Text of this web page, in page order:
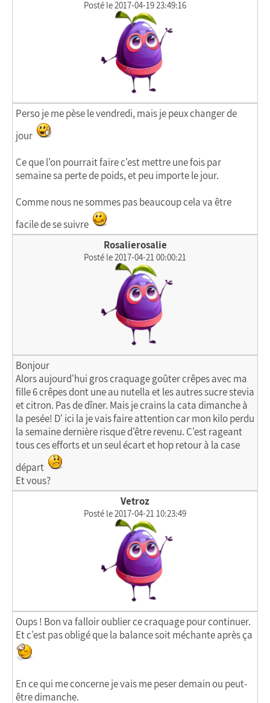
Posté le 2017-04-19 23:49:16
Perso je me pèse le vendredi, mais je peux changer de
jour
Ce que l'on pourrait faire c'est mettre une fois par
semaine sa perte de poids, et peu importe le jour.
Comme nous ne sommes pas beaucoup cela va être
facile de se suivre
Rosalierosalie
Posté le 2017-04-21 00:00:21
Bonjour
Alors aujourd'hui gros craquage goûter crêpes avec ma
fille 6 crêpes dont une au nutella et les autres sucre stevia
et citron. Pas de dîner. Mais je crains la cata dimanche à
la pesée! D' ici la je vais faire attention car mon kilo perdu
la semaine dernière risque d'être revenu. C'est rageant
tous ces efforts et un seul écart et hop retour à la case
départ
Et vous?
Vetroz
Posté le 2017-04-21 10:23:49
Oups ! Bon va falloir oublier ce craquage pour continuer.
Et c'est pas obligé que la balance soit méchante après ça
En ce qui me concerne je vais me peser demain ou peut-
être dimanche.